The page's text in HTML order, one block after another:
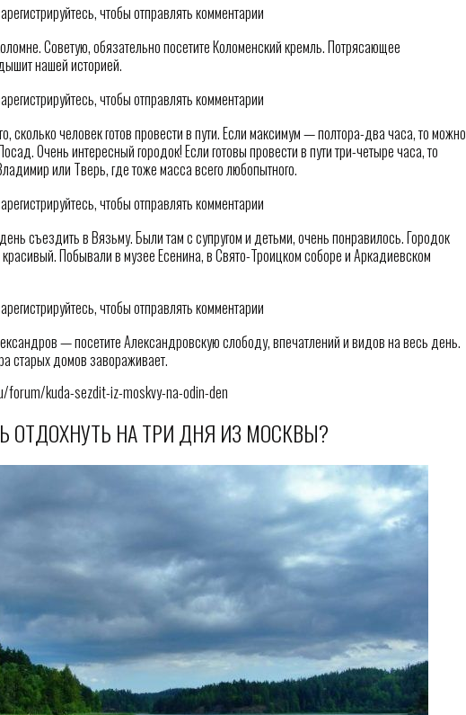
чтобы отправлять комментарии
Советую, обязательно посетите Коломенский кремль. Потрясающее
нашей историей.
чтобы отправлять комментарии
сколько человек готов провести в пути. Если максимум — полтора-два часа, то можно
Очень интересный городок! Если готовы провести в пути три-четыре часа, то
или Тверь, где тоже масса всего любопытного.
чтобы отправлять комментарии
съездить в Вязьму. Были там с супругом и детьми, очень понравилось. Городок
Побывали в музее Есенина, в Свято-Троицком соборе и Аркадиевском
чтобы отправлять комментарии
— посетите Александровскую слободу, впечатлений и видов на весь день.
старых домов завораживает.
forum/kuda-sezdit-iz-moskvy-na-odin-den
ОТДОХНУТЬ НА ТРИ ДНЯ ИЗ МОСКВЫ?